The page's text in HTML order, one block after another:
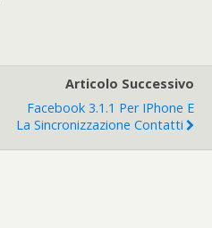
Articolo Successivo
Facebook 3.1.1 Per IPhone E
La Sincronizzazione Contatti